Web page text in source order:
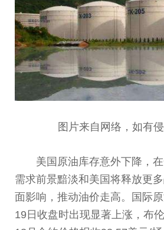
图片来自网络，如有
美国原油库存意外下降，
需求前景黯淡和美国将释放更
面影响，推动油价走高。国际
19日收盘时出现显著上涨，布